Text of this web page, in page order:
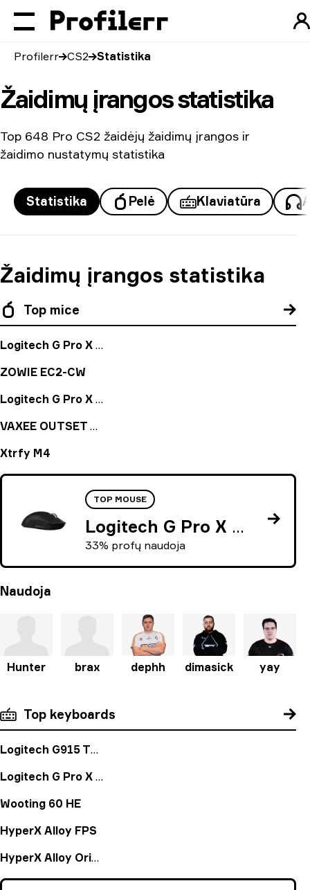
Profilerr CS2 Statistika
Žaidimų įrangos statistika
Top 648 Pro CS2 žaidėjų žaidimų įrangos ir
žaidimo nustatymų statistika
Statistika Pelė Klaviatūra
Žaidimų įrangos statistika
Top mice
Logitech G Pro X Superlight Black
ZOWIE EC2-CW
Logitech G Pro X Superlight Magenta
VAXEE OUTSET AX Yellow
Xtrfy M4
TOP MOUSE
Logitech G Pro X Superlight Black
33% profų naudoja
Naudoja
Hunter brax dephh dimasick yay
Top keyboards
Logitech G915 TKL
Logitech G Pro X Keyboard
Wooting 60 HE
HyperX Alloy FPS
HyperX Alloy Origins